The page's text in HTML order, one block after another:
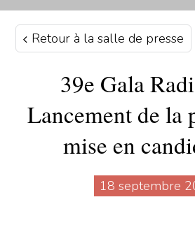
Retour à la salle de presse
39e Gala
Lancement de la
mise en
18 septembre